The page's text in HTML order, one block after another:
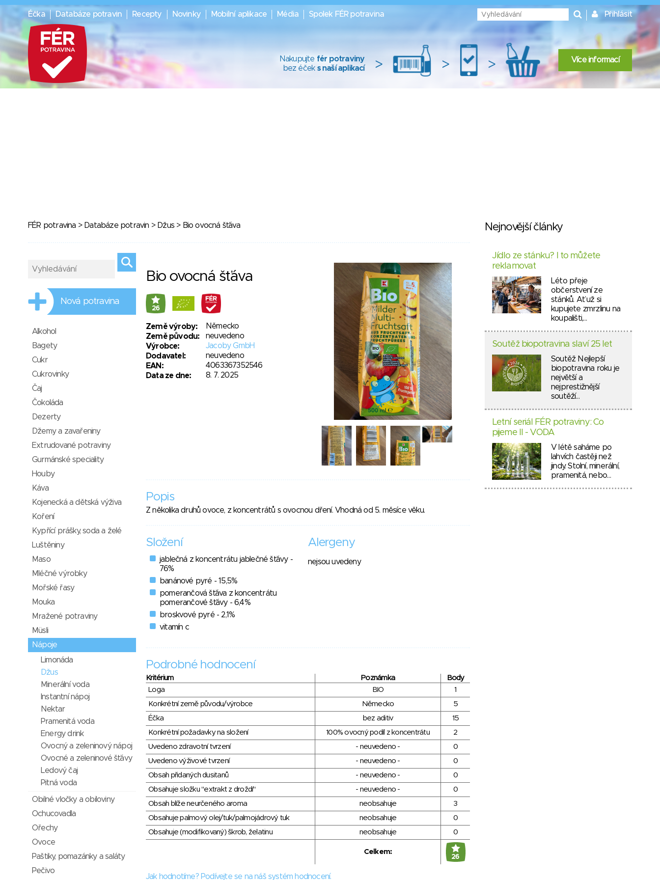
Éčka Databáze potravin Recepty Novinky Mobilní aplikace Média Spolek FÉR potravina Přihlásit
Nakupujte fér potraviny
bez éček s naší aplikací > > > Více informací
FÉR potravina > Databáze potravin > Džus > Bio ovocná šťáva
Bio ovocná šťáva
26
Země výroby:
Německo
Země původu:
neuvedeno
Výrobce:
Jacoby GmbH
Dodavatel:
neuvedeno
EAN:
4063367352546
Data ze dne:
8. 7. 2025
Popis
Z několika druhů ovoce, z koncentrátů s ovocnou dření. Vhodná od 5. měsíce věku.
Složení
jablečná z koncentrátu jablečné šťávy -
76%
banánové pyré - 15,5%
pomerančová šťáva z koncentrátu
pomerančové šťávy - 6,4%
broskvové pyré - 2,1%
vitamín c
Alergeny
nejsou uvedeny
Podrobné hodnocení
Kritérium Poznámka
Body
Loga
BIO
1
Konkrétní země původu/výrobce
Německo
5
Éčka
bez aditiv
15
Konkrétní požadavky na složení
100% ovocný podíl z koncentrátu
2
Uvedeno zdravotní tvrzení
- neuvedeno -
0
Uvedeno výživové tvrzení
- neuvedeno -
0
Obsah přidaných dusitanů
- neuvedeno -
0
Obsahuje složku "extrakt z droždí"
- neuvedeno -
0
Obsah blíže neurčeného aroma
neobsahuje
3
Obsahuje palmový olej/tuk/palmojádrový tuk
neobsahuje
0
Obsahuje (modifikovaný) škrob, želatinu
neobsahuje 0
Celkem:
26
Jak hodnotíme? Podívejte se na náš systém hodnocení.
Nová potravina
Alkohol
Bagety
Cukr
Cukrovinky
Čaj
Čokoláda
Dezerty
Džemy a zavařeniny
Extrudované potraviny
Gurmánské speciality
Houby
Káva
Kojenecká a dětská výživa
Koření
Kypřící prášky, soda a želé
Luštěniny
Maso
Mléčné výrobky
Mořské řasy
Mouka
Mražené potraviny
Müsli
Nápoje
Limonáda
Džus
Minerální voda
Instantní nápoj
Nektar
Pramenitá voda
Energy drink
Ovocný a zeleninový nápoj
Ovocné a zeleninové šťávy
Ledový čaj
Pitná voda
Obilné vločky a obiloviny
Ochucovadla
Ořechy
Ovoce
Paštiky, pomazánky a saláty
Pečivo
Nejnovější články
Jídlo ze stánku? I to můžete
reklamovat
Léto přeje
občerstvení ze
stánků. Ať už si
kupujete zmrzlinu na
koupališti,…
Soutěž biopotravina slaví 25 let
Soutěž Nejlepší
biopotravina roku je
největší a
nejprestižnější
soutěží…
Letní seriál FÉR potraviny: Co
pijeme II - VODA
V létě saháme po
lahvích častěji než
jindy. Stolní, minerální,
pramenitá, nebo…